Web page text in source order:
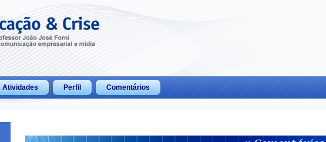
Atividades Perfil Comentários